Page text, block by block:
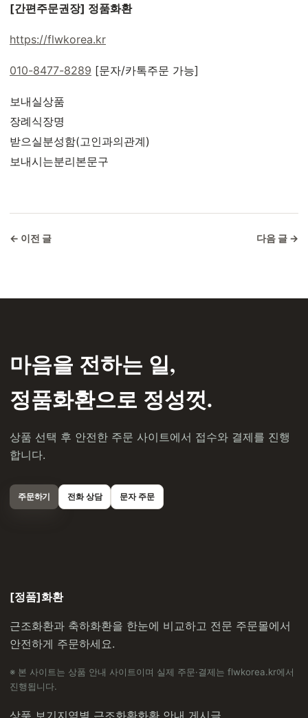
[간편주문권장] 정품화환
https://flwkorea.kr
010-8477-8289 [문자/카톡주문 가능]
보내실상품
장례식장명
받으실분성함(고인과의관계)
보내시는분리본문구
← 이전 글 다음 글 →
마음을 전하는 일,
정품화환으로 정성껏.
상품 선택 후 안전한 주문 사이트에서 접수와 결제를 진행
합니다.
주문하기 전화 상담 문자 주문
[정품]화환
근조화환과 축하화환을 한눈에 비교하고 전문 주문몰에서
안전하게 주문하세요.
※ 본 사이트는 상품 안내 사이트이며 실제 주문·결제는 flwkorea.kr에서
진행됩니다.
상품 보기지역별 근조화환화환 안내 게시글